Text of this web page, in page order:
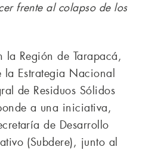
frente al colapso de los
Región de Tarapacá,
la Estrategia Nacional
de Residuos Sólidos
a una iniciativa,
de Desarrollo
(Subdere), junto al